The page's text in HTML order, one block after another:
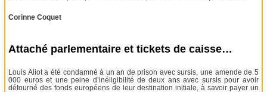
Corinne Coquet
Attaché parlementaire et tickets de caisse…
Louis Aliot a été condamné à un an de prison avec sursis, une amende de 5
000 euros et une peine d’inéligibilité de deux ans avec sursis pour avoir
détourné des fonds européens de leur destination initiale, à savoir payer un